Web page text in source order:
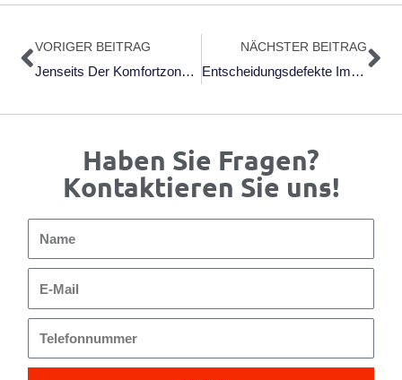
Zurück
VORIGER BEITRAG
Jenseits Der Komfortzone – Und Doch Faszinierend
NÄCHSTER BEITRAG
Entscheidungsdefekte Im Überblick
Haben Sie Fragen?
Kontaktieren Sie uns!
Mail